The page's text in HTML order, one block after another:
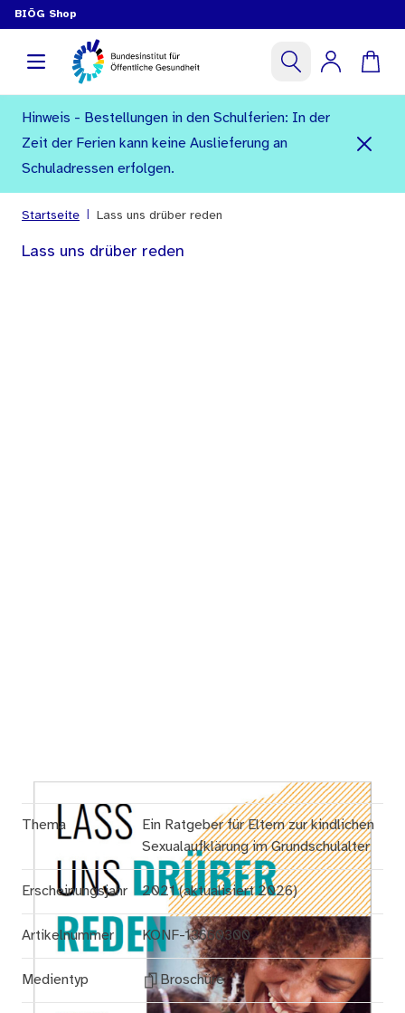
BIÖG Shop
Hinweis - Bestellungen in den Schulferien: In der
Zeit der Ferien kann keine Auslieferung an
Schuladressen erfolgen.
Startseite Lass uns drüber reden
Lass uns drüber reden
Thema
Ein Ratgeber für Eltern zur kindlichen
Sexualaufklärung im Grundschulalter
Erscheinungsjahr 2021 (aktualisiert 2026)
Artikelnummer KONF-13660300
Medientyp Broschüre